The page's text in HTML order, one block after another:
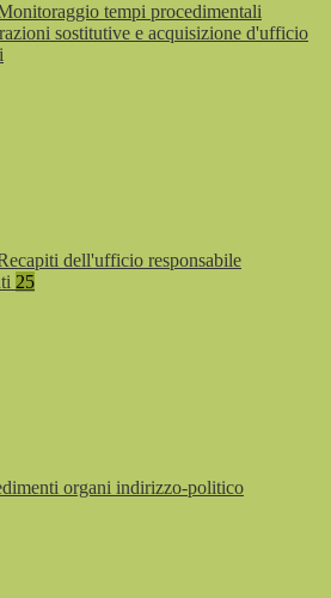
tempi procedimentali
sostitutive e acquisizione d'ufficio
dell'ufficio responsabile
25
organi indirizzo-politico